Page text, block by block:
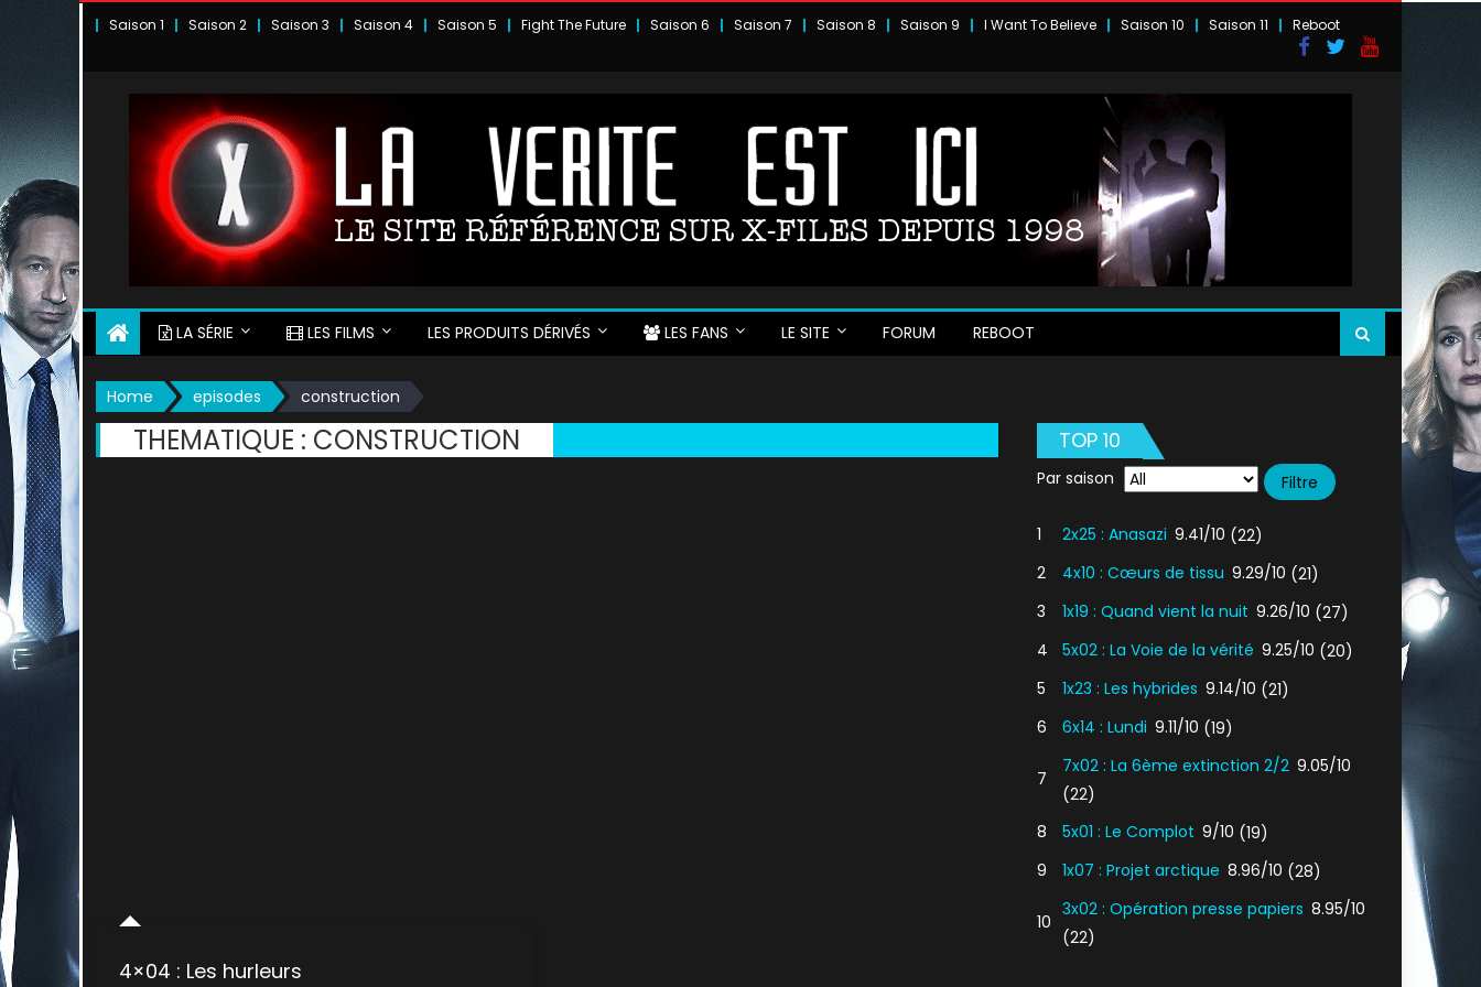
Saison 1 Saison 2 Saison 3 Saison 4 Saison 5 Fight The Future Saison 6 Saison 7 Saison 8 Saison 9 I Want To Believe Saison 10 Saison 11 Reboot
LA SÉRIE LES FILMS LES PRODUITS DÉRIVÉS LES FANS LE SITE FORUM REBOOT
Home episodes construction
THEMATIQUE : CONSTRUCTION
4×04 : Les hurleurs
TOP 10
Par saison
1 2x25 : Anasazi 9.41/10 (22)
2
4x10 : Cœurs de tissu 9.29/10 (21)
3
1x19 : Quand vient la nuit 9.26/10 (27)
4
5x02 : La Voie de la vérité 9.25/10 (20)
5
1x23 : Les hybrides 9.14/10 (21)
6
6x14 : Lundi 9.11/10 (19)
7
7x02 : La 6ème extinction 2/2 9.05/10
(22)
8
5x01 : Le Complot 9/10 (19)
9
1x07 : Projet arctique 8.96/10 (28)
10
3x02 : Opération presse papiers 8.95/10
(22)